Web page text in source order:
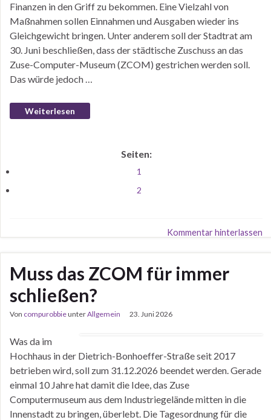
Finanzen in den Griff zu bekommen. Eine Vielzahl von
Maßnahmen sollen Einnahmen und Ausgaben wieder ins
Gleichgewicht bringen. Unter anderem soll der Stadtrat am
30. Juni beschließen, dass der städtische Zuschuss an das
Zuse-Computer-Museum (ZCOM) gestrichen werden soll.
Das würde jedoch …
Weiterlesen
Seiten:
1
2
Kommentar hinterlassen
Muss das ZCOM für immer
schließen?
Von compurobbieunterAllgemein 23. Juni 2026
Was da im
Hochhaus in der Dietrich-Bonhoeffer-Straße seit 2017
betrieben wird, soll zum 31.12.2026 beendet werden. Gerade
einmal 10 Jahre hat damit die Idee, das Zuse
Computermuseum aus dem Industriegelände mitten in die
Innenstadt zu bringen, überlebt. Die Tagesordnung für die